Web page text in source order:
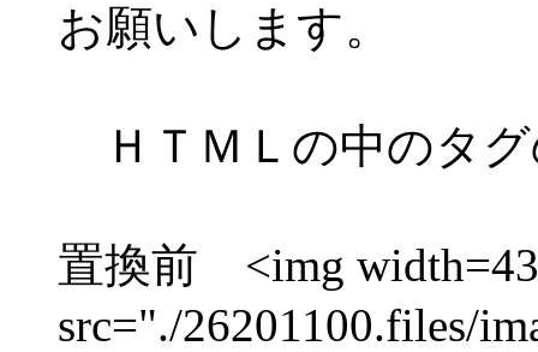
お願いします。
ＨＴＭＬの中のタ
置換前 <img
src="./26201100.files/